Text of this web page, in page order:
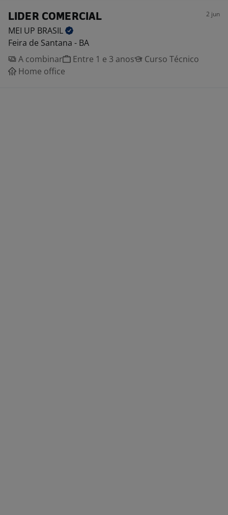
LIDER COMERCIAL 2 jun
MEI UP BRASIL
Feira de Santana - BA
A combinar
Entre 1 e 3 anos
Curso Técnico
Home office